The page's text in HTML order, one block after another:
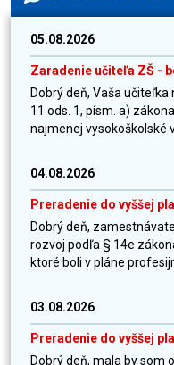
05.08.2026
Zaradenie učiteľa ZŠ -
Dobrý deň, Vaša
11 ods. 1, písm. a)
najmenej vysokoškolské
04.08.2026
Preradenie do vyššej
Dobrý deň,
rozvoj podľa § 14e
ktoré boli v pláne
03.08.2026
Preradenie do vyššej
Dobrý deň, mala by som